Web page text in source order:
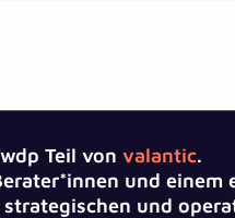
Teil von valantic.
und
und